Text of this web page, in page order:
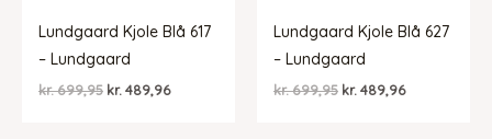
Lundgaard Kjole Blå 617
– Lundgaard
kr.699,95 Den
kr.489,96Den
Lundgaard Kjole Blå 627
– Lundgaard
kr.699,95 Den
kr.489,96Den